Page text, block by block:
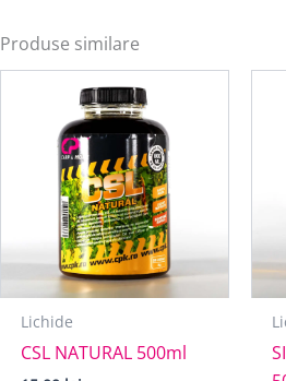
Produse similare
Lichide
CSL NATURAL 500ml